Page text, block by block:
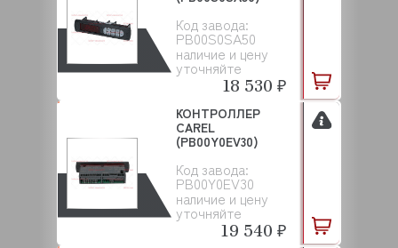
Код завода:
PB00S0SA50
наличие и цену
уточняйте
18 530 ₽
Код завода:
PB00Y0EV30
наличие и цену
уточняйте
КОНТРОЛЛЕР
CAREL
(PB00Y0EV30)
19 540 ₽